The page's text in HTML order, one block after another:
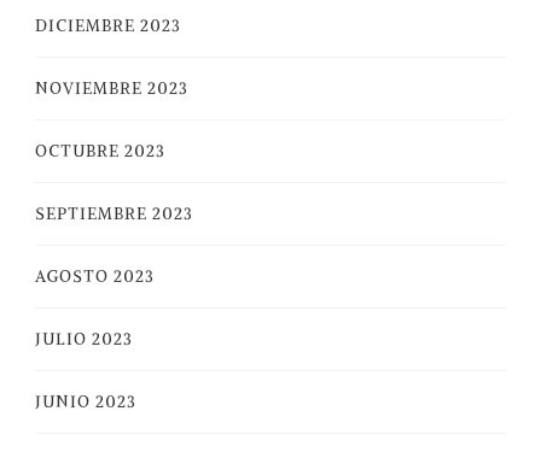
DICIEMBRE 2023
NOVIEMBRE 2023
OCTUBRE 2023
SEPTIEMBRE 2023
AGOSTO 2023
JULIO 2023
JUNIO 2023